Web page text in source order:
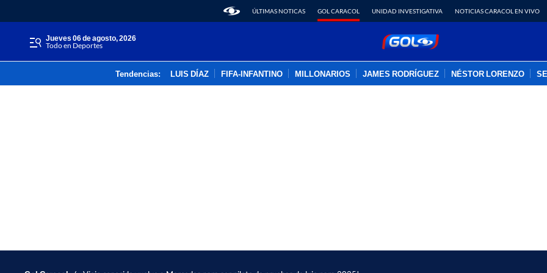
ÚLTIMAS NOTICAS GOL CARACOL UNIDAD INVESTIGATIVA NOTICIAS CARACOL EN VIVO
jueves 06 de agosto, 2026
Todo en Deportes
Tendencias: LUIS DÍAZ FIFA-INFANTINO MILLONARIOS JAMES RODRÍGUEZ NÉSTOR LORENZO